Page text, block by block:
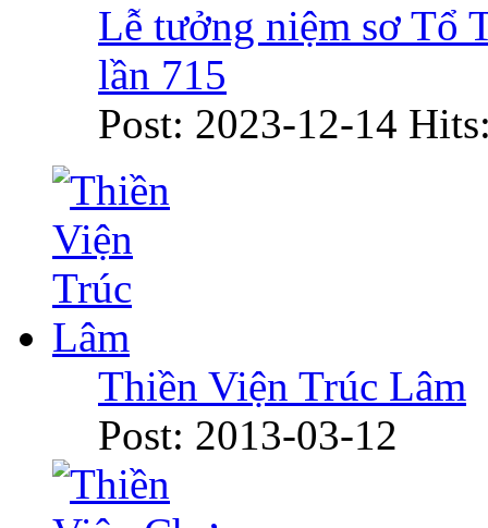
Lễ tưởng niệm sơ Tổ
lần 715
Post: 2023-12-14
Thiền Viện Trúc Lâm
Post: 2013-03-12